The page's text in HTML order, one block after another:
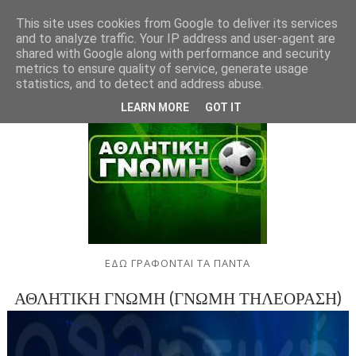
ΕΔΩ ΓΡΑΦΟΝΤΑΙ ΤΑ ΠΑΝΤΑ
ΑΘΛΗΤΙΚΗ ΓΝΩΜΗ (ΓΝΩΜΗ ΤΗΛΕΟΡΑΣΗ)
This site uses cookies from Google to deliver its services
and to analyze traffic. Your IP address and user-agent are
shared with Google along with performance and security
metrics to ensure quality of service, generate usage
statistics, and to detect and address abuse.
LEARN MORE GOT IT